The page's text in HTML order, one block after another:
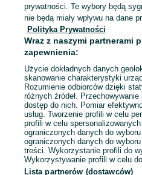
Mapa kategorii
Mapa miejscowości
Mapa ministron
Popularne wyszukiwania
prywatności. Te wybory będą
nie będą miały wpływu na dane
Polityka Prywatności
Wraz z naszymi partnerami
zapewnienia:
Użycie dokładnych danych
skanowanie charakterystyki
Rozumienie odbiorców dzięki
różnych źródeł.
dostęp do nich. Pomiar
usług. Tworzenie profili w celu
profili w celu
ograniczonych danych do
ograniczonych danych do
treści. Wykorzystanie profili do
Wykorzystywanie profili w celu
Lista partnerów (dostawców)